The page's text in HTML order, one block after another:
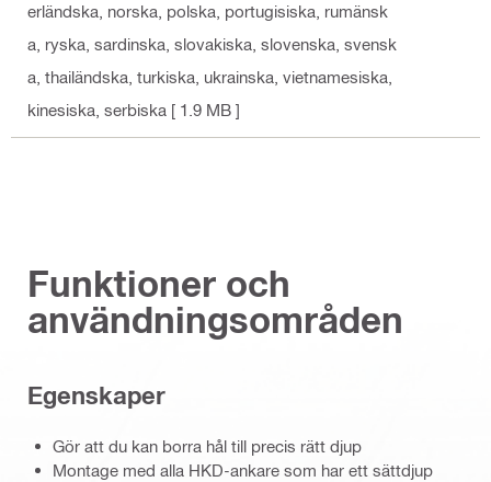
erländska, norska, polska, portugisiska, rumänsk
a, ryska, sardinska, slovakiska, slovenska, svensk
a, thailändska, turkiska, ukrainska, vietnamesiska,
kinesiska, serbiska [ 1.9 MB ]
Funktioner och
användningsområden
Egenskaper
Gör att du kan borra hål till precis rätt djup
Montage med alla HKD-ankare som har ett sättdjup